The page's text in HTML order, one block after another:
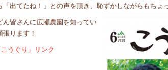
「出てたね！」との声を頂き、恥ずかしながらもちょ
ん皆さんに広瀬農園を知ってい
ります！
うぐり」リンク